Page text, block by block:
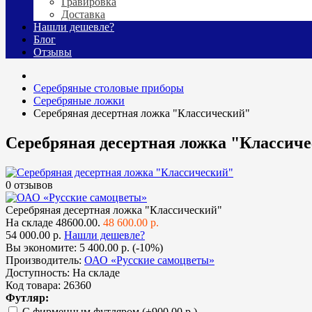
Доставка
Нашли дешевле?
Блог
Отзывы
Cеребряные столовые приборы
Серебряные ложки
Серебряная десертная ложка "Классический"
Серебряная десертная ложка
0 отзывов
Серебряная десертная ложка "Классический"
На складе 48600.00. 48 600.00 р.
54 000.00 р. Нашли дешевле?
Вы экономите: 5 400.00 р. (-10%)
Производитель: ОАО «Русские самоцветы»
Доступность: На складе
Код товара: 26360
Футляр: